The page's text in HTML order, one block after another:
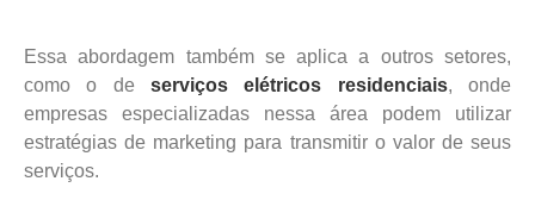
Essa abordagem também se aplica a outros setores,
como o de serviços elétricos residenciais, onde
empresas especializadas nessa área podem utilizar
estratégias de marketing para transmitir o valor de seus
serviços.